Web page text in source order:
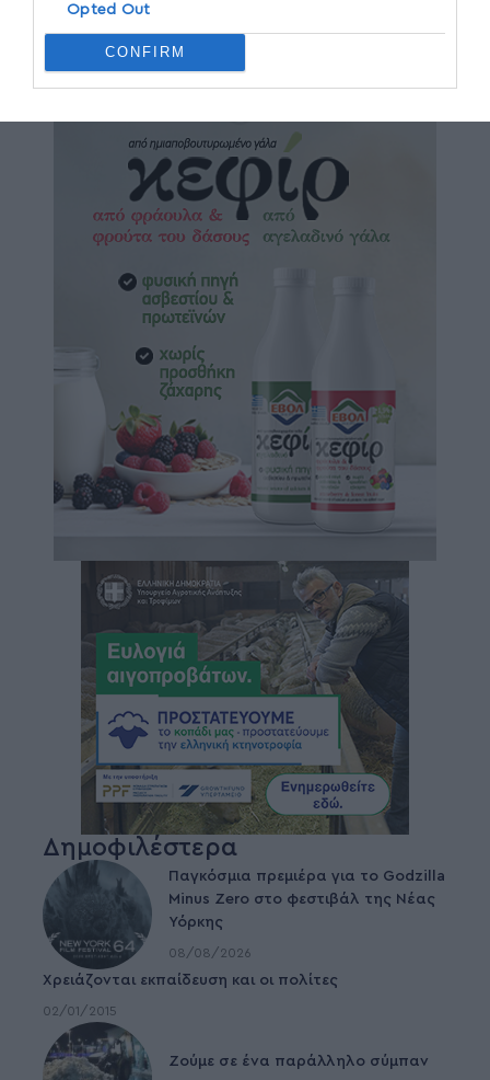
Opted Out
CONFIRM
Δημοφιλέστερα
Παγκόσμια πρεμιέρα για το Godzilla
Minus Zero στο φεστιβάλ της Νέας
Υόρκης
08/08/2026
Χρειάζονται εκπαίδευση και οι πολίτες
02/01/2015
Ζούμε σε ένα παράλληλο σύμπαν